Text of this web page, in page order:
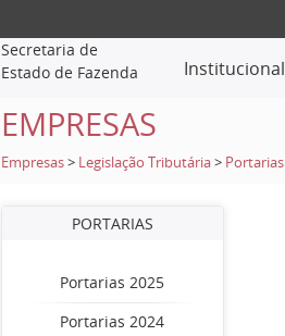
Secretaria de
Estado de Fazenda
Institucional
EMPRESAS
Empresas > Legislação Tributária > Portarias
PORTARIAS
Portarias 2025
Portarias 2024